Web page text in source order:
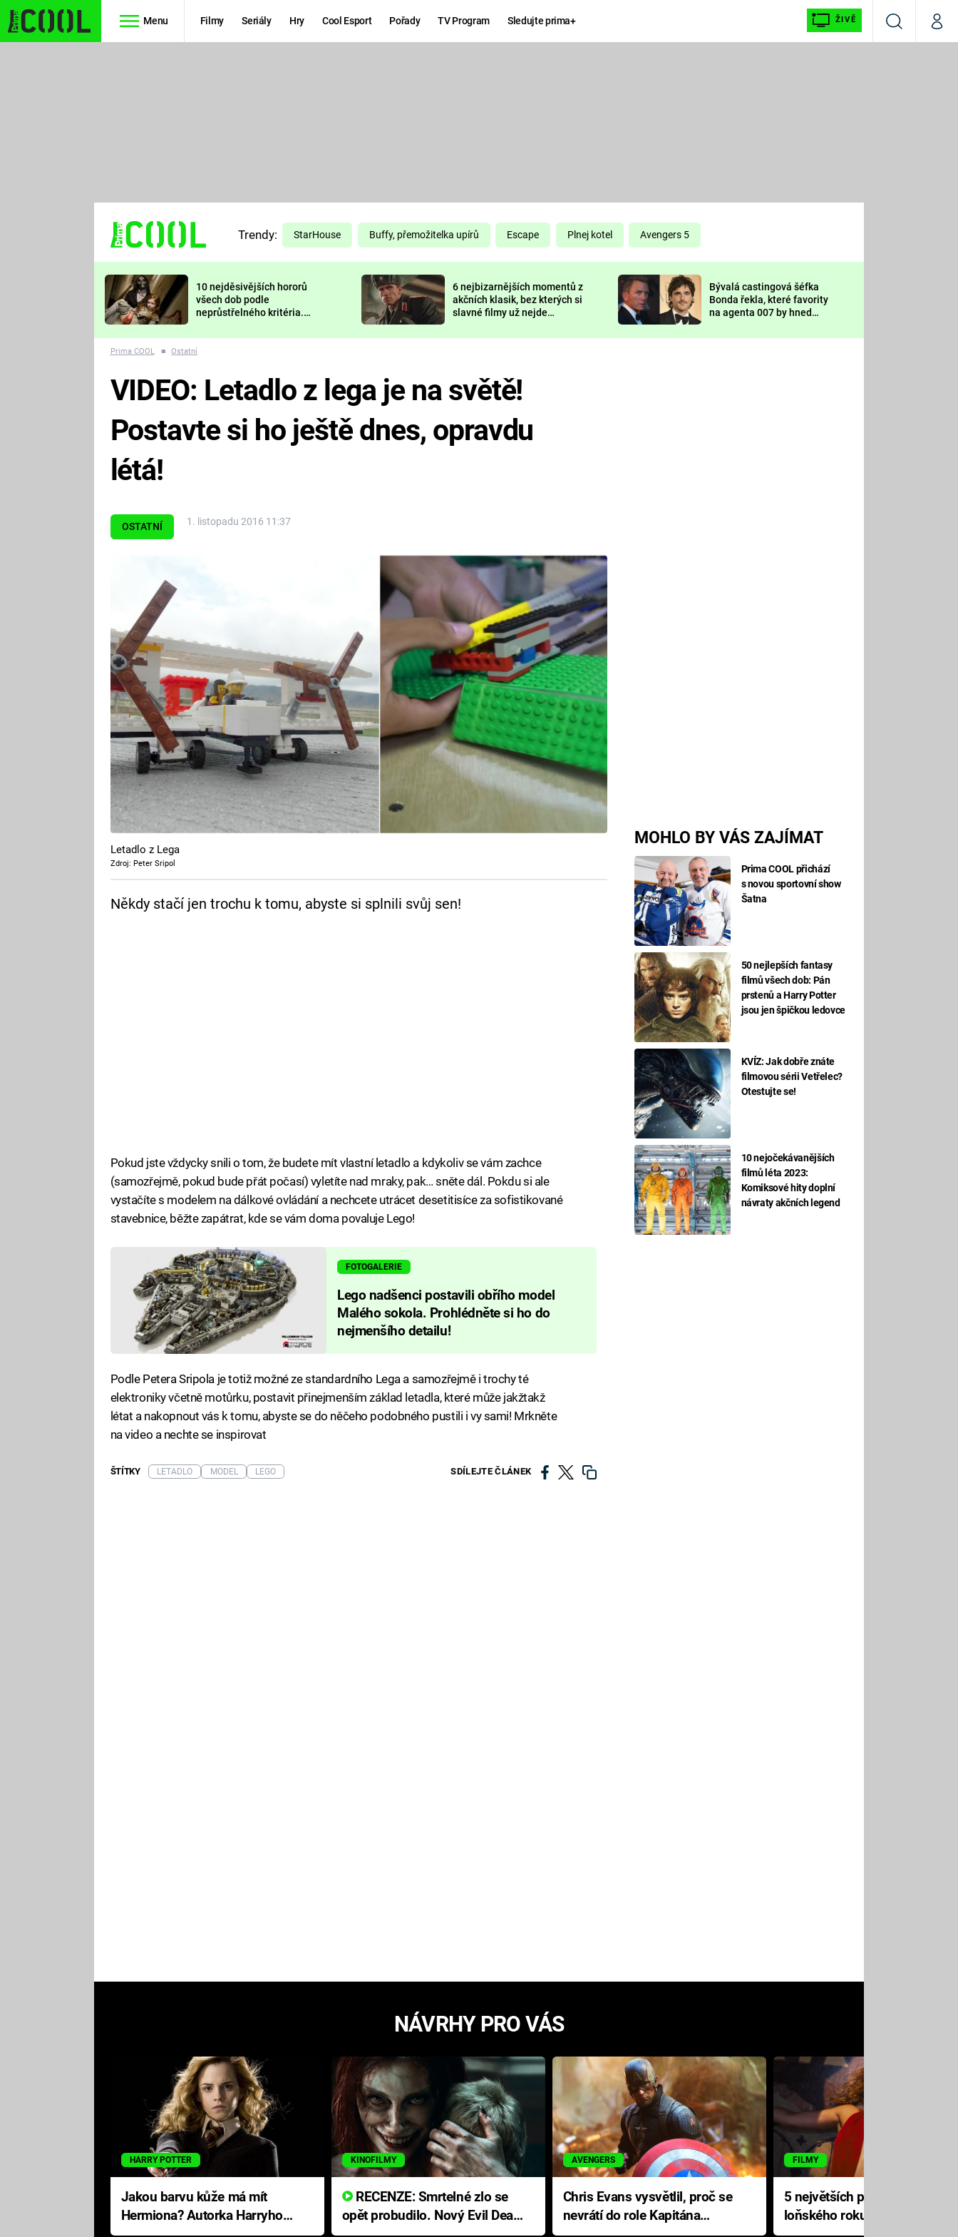
Menu Filmy Seriály Hry Cool Esport Pořady TV Program Sledujte prima+ ŽIVĚ
VyhledáváníMůj
TŘESKU
FUTURAMA
PREDÁTOR
DELIVERANCE
KOMEDIE
CHUCK
NORRIS
DEADPOOL
Prima LAJK
Sledujte nás
Trendy: StarHouse Buffy, přemožitelka upírů Escape Plnej kotel Avengers 5
10 nejděsivějších hororů
všech dob podle
neprůstřelného kritéria.
nejvíc zvednou tep?
6 nejbizarnějších momentů z
akčních klasik, bez kterých si
slavné filmy už nejde
Bývalá castingová šéfka
Bonda řekla, které favority
na agenta 007 by hned
Prima COOL ■ Ostatní
OSTATNÍ 1. listopadu 2016 11:37
MOHLO BY VÁS ZAJÍMAT
Prima COOL přichází
s novou sportovní show
Šatna
50 nejlepších fantasy
filmů všech dob: Pán
prstenů a Harry Potter
jsou jen špičkou ledovce
KVÍZ: Jak dobře znáte
filmovou sérii Vetřelec?
Otestujte se!
10 nejočekávanějších
filmů léta 2023:
Komiksové hity doplní
návraty akčních legend
VIDEO: Letadlo z lega je na světě!
Postavte si ho ještě dnes, opravdu
létá!
Letadlo z Lega
Zdroj: Peter Sripol
Někdy stačí jen trochu k tomu, abyste si splnili svůj sen!
Pokud jste vždycky snili o tom, že budete mít vlastní letadlo a kdykoliv se vám zachce
(samozřejmě, pokud bude přát počasí) vyletíte nad mraky, pak… sněte dál. Pokdu si ale
vystačíte s modelem na dálkové ovládání a nechcete utrácet desetitisíce za sofistikované
stavebnice, běžte zapátrat, kde se vám doma povaluje Lego!
FOTOGALERIE
Lego nadšenci postavili obřího model
Malého sokola. Prohlédněte si ho do
nejmenšího detailu!
Podle Petera Sripola je totiž možné ze standardního Lega a samozřejmě i trochy té
elektroniky včetně motůrku, postavit přinejmenším základ letadla, které může jakžtakž
létat a nakopnout vás k tomu, abyste se do něčeho podobného pustili i vy sami! Mrkněte
na video a nechte se inspirovat
SDÍLEJTE ČLÁNEK
ŠTÍTKY LETADLO MODEL LEGO
NÁVRHY PRO VÁS
HARRY POTTER
Jakou barvu kůže má mít
Hermiona? Autorka Harryho
Pottera přišla s ráznou
KINOFILMY
RECENZE: Smrtelné zlo se
opět probudilo. Nový Evil Dead
přichází s neodolatelnou
AVENGERS
Chris Evans vysvětlil, proč se
nevrátí do role Kapitána
Ameriky
FILMY
5 největších propadáků
loňského roku: Disney na
jediné katastrofě prodělal 200